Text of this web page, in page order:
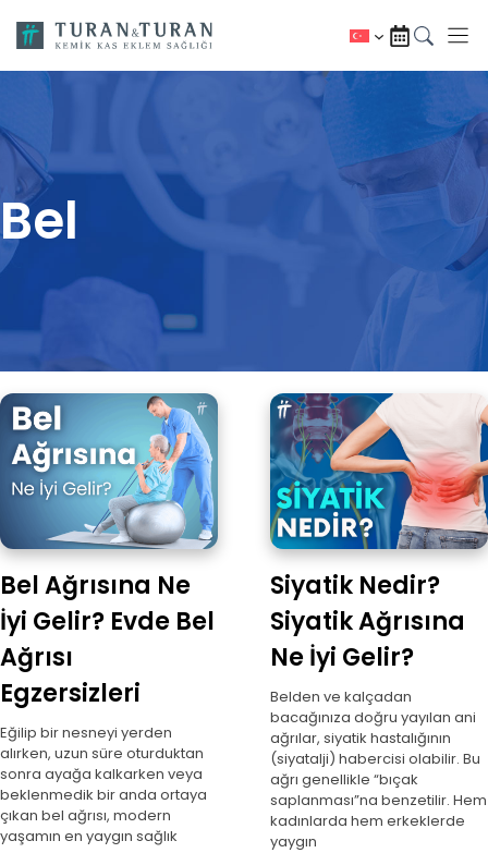
atla
Bel
Bel Ağrısına Ne
İyi Gelir? Evde Bel
Ağrısı
Egzersizleri
Eğilip bir nesneyi yerden
alırken, uzun süre oturduktan
sonra ayağa kalkarken veya
beklenmedik bir anda ortaya
çıkan bel ağrısı, modern
yaşamın en yaygın sağlık
Siyatik Nedir?
Siyatik Ağrısına
Ne İyi Gelir?
Belden ve kalçadan
bacağınıza doğru yayılan ani
ağrılar, siyatik hastalığının
(siyatalji) habercisi olabilir. Bu
ağrı genellikle “bıçak
saplanması”na benzetilir. Hem
kadınlarda hem erkeklerde
yaygın